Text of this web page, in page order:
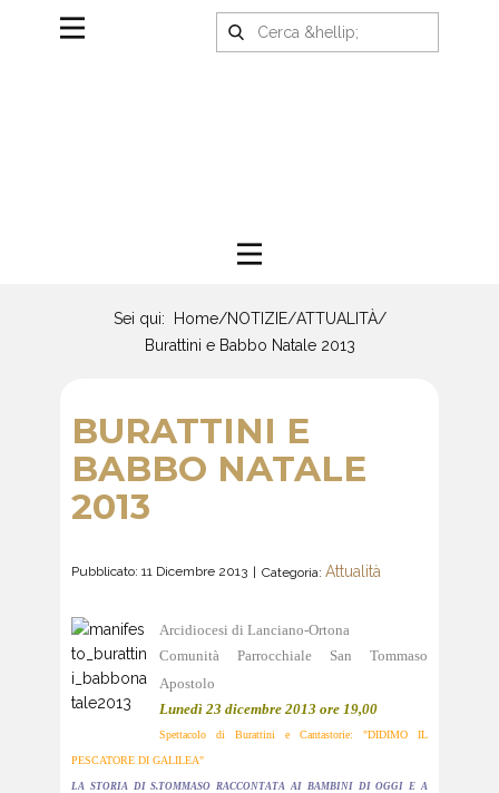
Sei qui: Home/NOTIZIE/ATTUALITÀ/
Burattini e Babbo Natale 2013
BURATTINI E
BABBO NATALE
2013
Pubblicato: 11 Dicembre 2013 Categoria: Attualità
Arcidiocesi di Lanciano-Ortona
Comunità Parrocchiale San Tommaso
Apostolo
Lunedì 23 dicembre 2013 ore 19,00
Spettacolo di Burattini e Cantastorie: "DIDIMO IL
PESCATORE DI GALILEA"
LA STORIA DI S.TOMMASO RACCONTATA AI BAMBINI DI OGGI E A